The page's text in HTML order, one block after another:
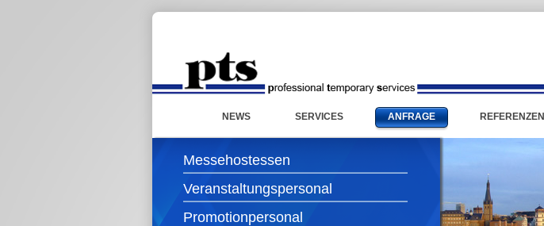
NEWS SERVICES ANFRAGE REFERENZEN
Messehostessen
Veranstaltungspersonal
Promotionpersonal